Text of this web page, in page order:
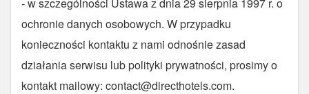
ochronie danych osobowych. W przypadku
konieczności kontaktu z nami odnośnie zasad
działania serwisu lub polityki prywatności, prosimy o
kontakt mailowy: contact@directhotels.com.